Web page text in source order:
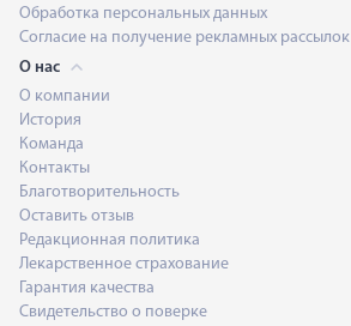
Обработка персональных данных
Согласие на получение рекламных рассылок
О нас
О компании
История
Команда
Контакты
Благотворительность
Оставить отзыв
Редакционная политика
Лекарственное страхование
Гарантия качества
Свидетельство о поверке